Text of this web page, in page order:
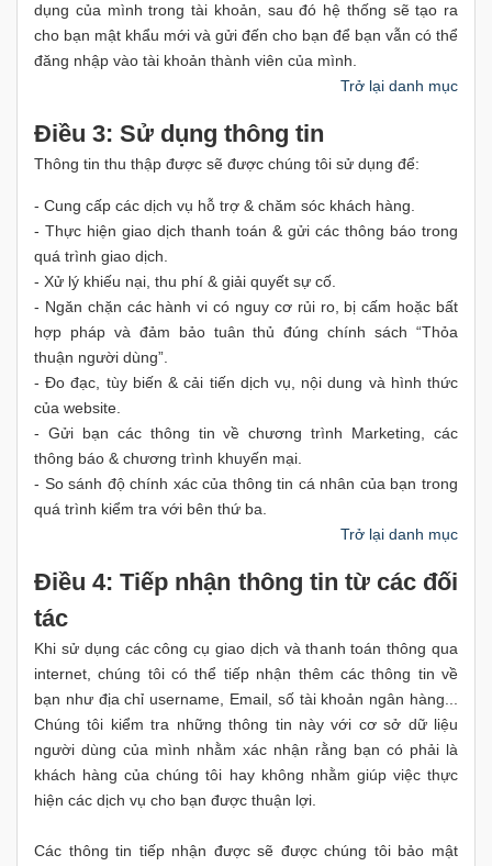
dụng của mình trong tài khoản, sau đó hệ thống sẽ tạo ra
cho bạn mật khẩu mới và gửi đến cho bạn để bạn vẫn có thể
đăng nhập vào tài khoản thành viên của mình.
Trở lại danh mục
Điều 3: Sử dụng thông tin
Thông tin thu thập được sẽ được chúng tôi sử dụng để:
- Cung cấp các dịch vụ hỗ trợ & chăm sóc khách hàng.
- Thực hiện giao dịch thanh toán & gửi các thông báo trong
quá trình giao dịch.
- Xử lý khiếu nại, thu phí & giải quyết sự cố.
- Ngăn chặn các hành vi có nguy cơ rủi ro, bị cấm hoặc bất
hợp pháp và đảm bảo tuân thủ đúng chính sách “Thỏa
thuận người dùng”.
- Đo đạc, tùy biến & cải tiến dịch vụ, nội dung và hình thức
của website.
- Gửi bạn các thông tin về chương trình Marketing, các
thông báo & chương trình khuyến mại.
- So sánh độ chính xác của thông tin cá nhân của bạn trong
quá trình kiểm tra với bên thứ ba.
Trở lại danh mục
Điều 4: Tiếp nhận thông tin từ các đối
tác
Khi sử dụng các công cụ giao dịch và thanh toán thông qua
internet, chúng tôi có thể tiếp nhận thêm các thông tin về
bạn như địa chỉ username, Email, số tài khoản ngân hàng...
Chúng tôi kiểm tra những thông tin này với cơ sở dữ liệu
người dùng của mình nhằm xác nhận rằng bạn có phải là
khách hàng của chúng tôi hay không nhằm giúp việc thực
hiện các dịch vụ cho bạn được thuận lợi.
Các thông tin tiếp nhận được sẽ được chúng tôi bảo mật